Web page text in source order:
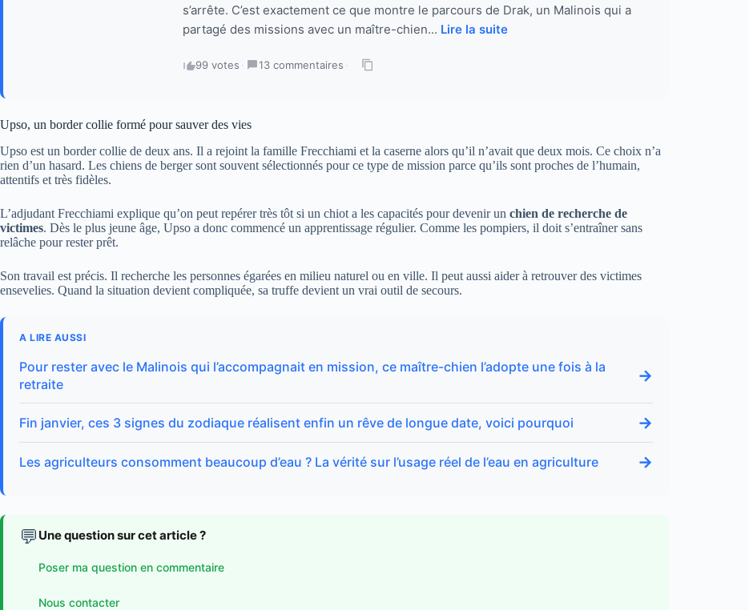
s’arrête. C’est exactement ce que montre le parcours de Drak, un Malinois qui a
partagé des missions avec un maître-chien... Lire la suite
99 votes · 13 commentaires ·
Upso, un border collie formé pour sauver des vies
Upso est un border collie de deux ans. Il a rejoint la famille Frecchiami et la caserne alors qu’il n’avait que deux mois. Ce choix n’a
rien d’un hasard. Les chiens de berger sont souvent sélectionnés pour ce type de mission parce qu’ils sont proches de l’humain,
attentifs et très fidèles.
L’adjudant Frecchiami explique qu’on peut repérer très tôt si un chiot a les capacités pour devenir un chien de recherche de
victimes. Dès le plus jeune âge, Upso a donc commencé un apprentissage régulier. Comme les pompiers, il doit s’entraîner sans
relâche pour rester prêt.
Son travail est précis. Il recherche les personnes égarées en milieu naturel ou en ville. Il peut aussi aider à retrouver des victimes
ensevelies. Quand la situation devient compliquée, sa truffe devient un vrai outil de secours.
A LIRE AUSSI
Pour rester avec le Malinois qui l’accompagnait en mission, ce maître-chien l’adopte une fois à la
retraite
→
Fin janvier, ces 3 signes du zodiaque réalisent enfin un rêve de longue date, voici pourquoi →
Les agriculteurs consomment beaucoup d’eau ? La vérité sur l’usage réel de l’eau en agriculture →
💬 Une question sur cet article ?
Poser ma question en commentaire
Nous contacter